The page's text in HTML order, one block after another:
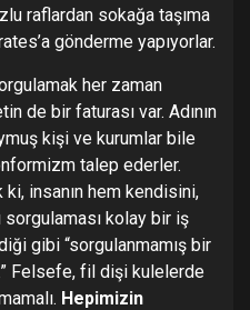
raflardan sokağa taşıma
gönderme yapıyorlar.
her zaman
de bir faturası var. Adının
kişi ve kurumlar bile
talep ederler.
ki, insanın hem kendisini,
sorgulaması kolay bir iş
gibi “sorgulanmamış bir
Felsefe, fil dişi kulelerde
Hepimizin